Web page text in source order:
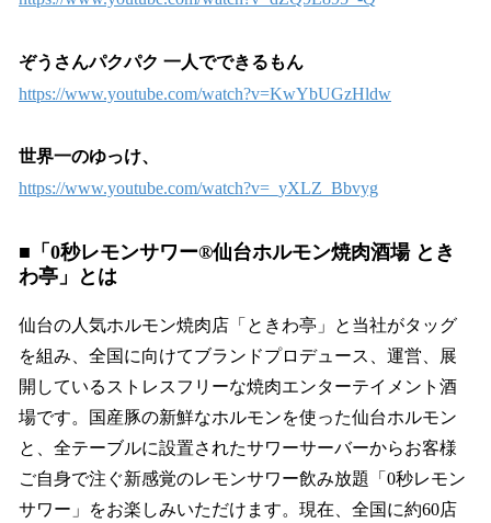
ぞうさんパクパク 一人でできるもん
https://www.youtube.com/watch?v=KwYbUGzHldw
世界一のゆっけ、
https://www.youtube.com/watch?v=_yXLZ_Bbvyg
■「0秒レモンサワー®仙台ホルモン焼肉酒場 とき
わ亭」とは
仙台の人気ホルモン焼肉店「ときわ亭」と当社がタッグ
を組み、全国に向けてブランドプロデュース、運営、展
開しているストレスフリーな焼肉エンターテイメント酒
場です。国産豚の新鮮なホルモンを使った仙台ホルモン
と、全テーブルに設置されたサワーサーバーからお客様
ご自身で注ぐ新感覚のレモンサワー飲み放題「0秒レモン
サワー」をお楽しみいただけます。現在、全国に約60店